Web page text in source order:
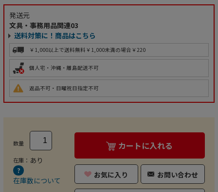
発送元
文具・事務用品関連03
送料対策に！商品はこちら
￥1,000以上で送料無料 ￥1,000未満の場合￥220
個人宅・沖縄・離島配送不可
返品不可・日曜祝日指定不可
数量
在庫： あり
在庫数について
カートに入れる
お気に入り お問い合わせ